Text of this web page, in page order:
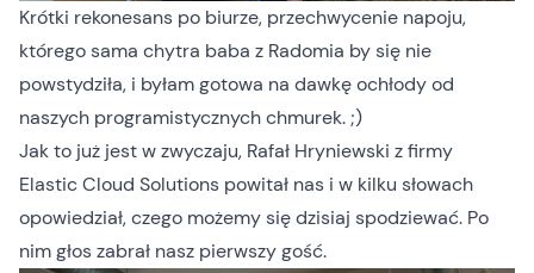
Krótki rekonesans po biurze, przechwycenie napoju,
którego sama chytra baba z Radomia by się nie
powstydziła, i byłam gotowa na dawkę ochłody od
naszych programistycznych chmurek. ;)
Jak to już jest w zwyczaju, Rafał Hryniewski z firmy
Elastic Cloud Solutions powitał nas i w kilku słowach
opowiedział, czego możemy się dzisiaj spodziewać. Po
nim głos zabrał nasz pierwszy gość.